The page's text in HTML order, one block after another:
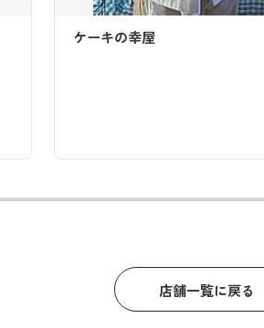
店舗一覧に戻る